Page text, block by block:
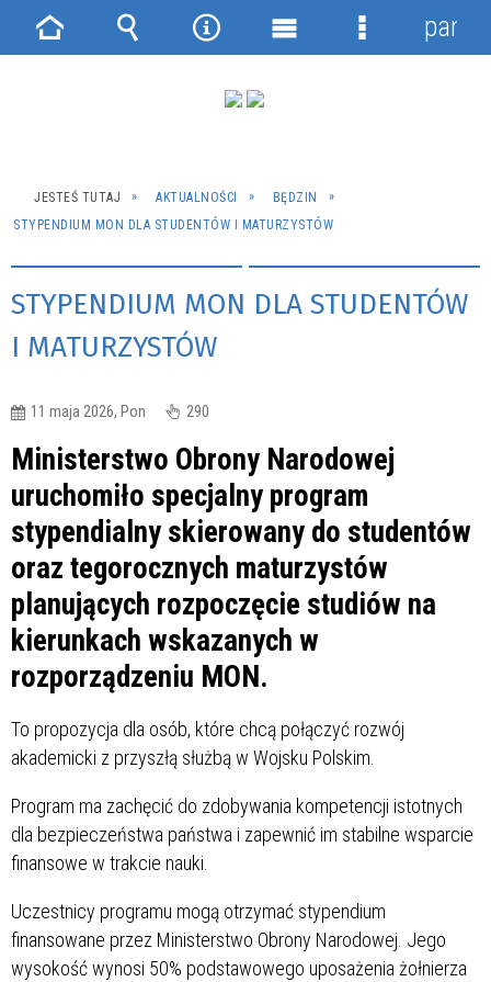
JESTEŚ TUTAJ AKTUALNOŚCI
BĘDZIN
STYPENDIUM MON DLA STUDENTÓW I MATURZYSTÓW
STYPENDIUM MON DLA STUDENTÓW
I MATURZYSTÓW
11 maja 2026, Pon 290
Ministerstwo Obrony Narodowej
uruchomiło specjalny program
stypendialny skierowany do studentów
oraz tegorocznych maturzystów
planujących rozpoczęcie studiów na
kierunkach wskazanych w
rozporządzeniu MON.
To propozycja dla osób, które chcą połączyć rozwój
akademicki z przyszłą służbą w Wojsku Polskim.
Program ma zachęcić do zdobywania kompetencji istotnych
dla bezpieczeństwa państwa i zapewnić im stabilne wsparcie
finansowe w trakcie nauki.
Uczestnicy programu mogą otrzymać stypendium
finansowane przez Ministerstwo Obrony Narodowej. Jego
wysokość wynosi 50% podstawowego uposażenia żołnierza
Strona Wyszukiwarka
NarzędziaMenu
Menu
panel